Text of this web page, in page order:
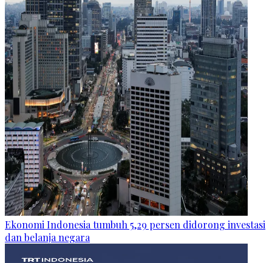
Ekonomi Indonesia tumbuh 5,29 persen didorong investasi
dan belanja negara